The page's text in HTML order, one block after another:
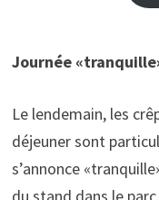
Journée
Le lendemain, les
déjeuner sont
s’annonce